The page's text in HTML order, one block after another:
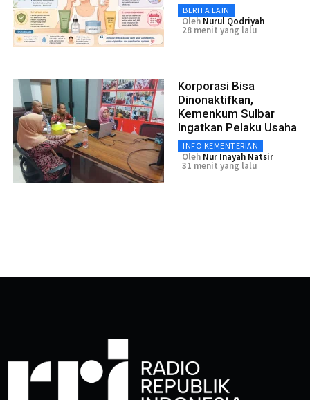
BERITA LAIN
Oleh Nurul Qodriyah
28 menit yang lalu
Korporasi Bisa
Dinonaktifkan,
Kemenkum Sulbar
Ingatkan Pelaku Usaha
INFO KEMENTERIAN
Oleh Nur Inayah Natsir
31 menit yang lalu